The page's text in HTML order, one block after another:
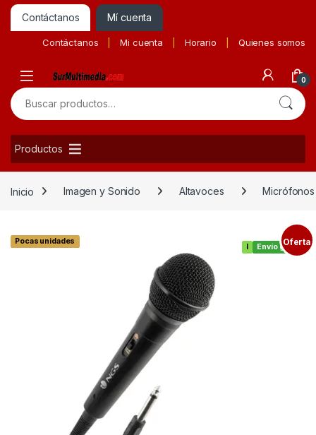
Contáctanos Mí cuenta
Contáctanos Mi cuenta Horario Quienes somos
0
Buscar por:
Productos
Inicio Imagen y Sonido Altavoces Micrófonos
Envío gratis
Oferta
Pocas unidades